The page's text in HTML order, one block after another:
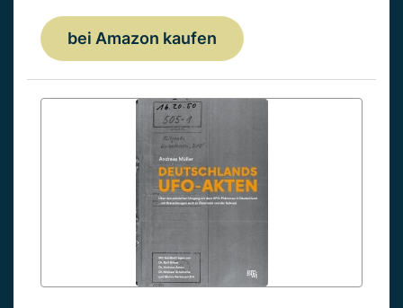
bei Amazon kaufen